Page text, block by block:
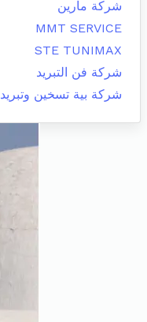
شركة مارين
MMT SERVICE
STE TUNIMAX
شركة فن التبريد
شركة بية تسخين وتبريد